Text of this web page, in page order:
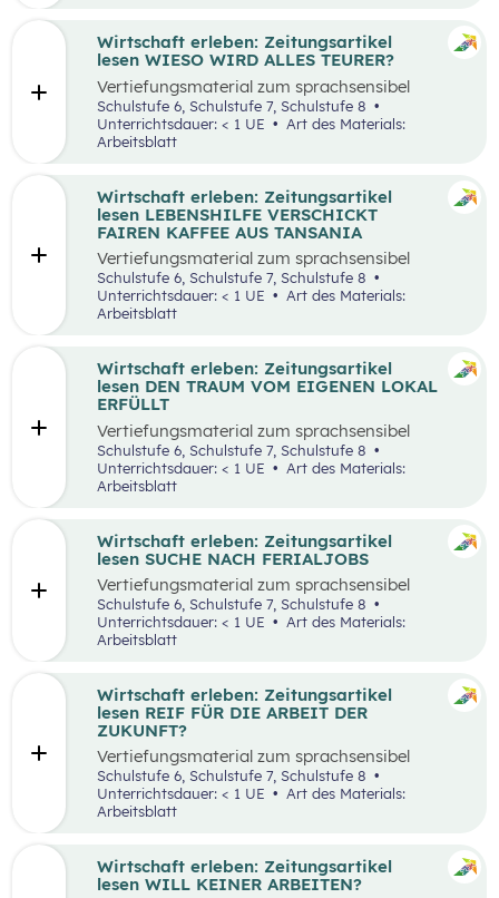
Wirtschaft erleben: Zeitungsartikel
lesen WIESO WIRD ALLES TEURER?
Vertiefungsmaterial zum sprachsensibel
aufbereiteten Zeitungsartikel “Wieso wird alles
teurer?”.
Schulstufe 6, Schulstufe 7, Schulstufe 8
Unterrichtsdauer: < 1 UE
Arbeitsblatt
Wirtschaft erleben: Zeitungsartikel
lesen LEBENSHILFE VERSCHICKT
FAIREN KAFFEE AUS TANSANIA
Vertiefungsmaterial zum sprachsensibel
aufbereiteten Zeitungsartikel “Lebenshilfe
verschickt fairen Kaffee aus Tansania”.
Schulstufe 6, Schulstufe 7, Schulstufe 8
Unterrichtsdauer: < 1 UE
Art des Materials:
Arbeitsblatt
Wirtschaft erleben: Zeitungsartikel
lesen DEN TRAUM VOM EIGENEN LOKAL
ERFÜLLT
Vertiefungsmaterial zum sprachsensibel
aufbereiteten Zeitungsartikel “Den Traum vom
eigenen Lokal erfüllt”.
Schulstufe 6, Schulstufe 7, Schulstufe 8
Unterrichtsdauer: < 1 UE
Arbeitsblatt
Wirtschaft erleben: Zeitungsartikel
lesen SUCHE NACH FERIALJOBS
Vertiefungsmaterial zum sprachsensibel
aufbereiteten Zeitungsartikel “Spannende
Suche nach Ferialjobs”.
Schulstufe 6, Schulstufe 7, Schulstufe 8
Unterrichtsdauer: < 1 UE
Arbeitsblatt
Wirtschaft erleben: Zeitungsartikel
lesen REIF FÜR DIE ARBEIT DER
ZUKUNFT?
Vertiefungsmaterial zum sprachsensibel
aufbereiteten Zeitungsartikel “Reif für die
Arbeit der Zukunft?”.
Schulstufe 6, Schulstufe 7, Schulstufe 8
Unterrichtsdauer: < 1 UE
Art des Materials:
Arbeitsblatt
Wirtschaft erleben: Zeitungsartikel
lesen WILL KEINER ARBEITEN?